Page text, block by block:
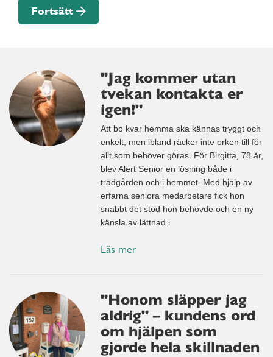
Fortsätt
"Jag kommer utan
tvekan kontakta er
igen!"
Att bo kvar hemma ska kännas tryggt och
enkelt, men ibland räcker inte orken till för
allt som behöver göras. För Birgitta, 78 år,
blev Alert Senior en lösning både i
trädgården och i hemmet. Med hjälp av
erfarna seniora medarbetare fick hon
snabbt det stöd hon behövde och en ny
känsla av lättnad i
Läs mer
"Honom släpper jag
aldrig" – kundens ord
om hjälpen som
gjorde hela skillnaden